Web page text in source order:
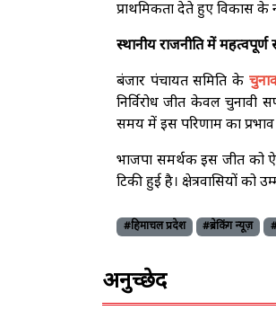
प्राथमिकता देते हुए विकास के
स्थानीय राजनीति में
बंजार पंचायत समिति के
निर्विरोध जीत केवल चुनावी
समय में इस परिणाम का प्रभाव
भाजपा समर्थक इस जीत को
टिकी हुई है। क्षेत्रवासियों
#हिमाचल प्रदेश #ब्रेकिंग न्यूज़
अनुच्छेद